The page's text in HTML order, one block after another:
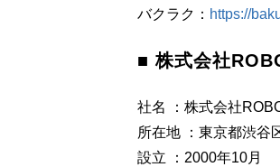
バクラク： https://
■ 株式会社
社名 ：株式会社
所在地 ：東京都渋谷
設立 ：2000年10月